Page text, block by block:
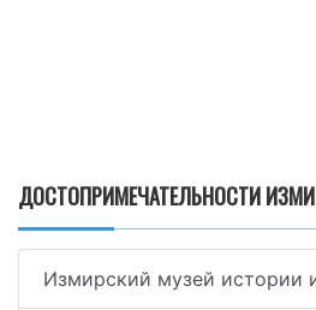
ДОСТОПРИМЕЧАТЕЛЬНОСТИ
Измирский музей истории